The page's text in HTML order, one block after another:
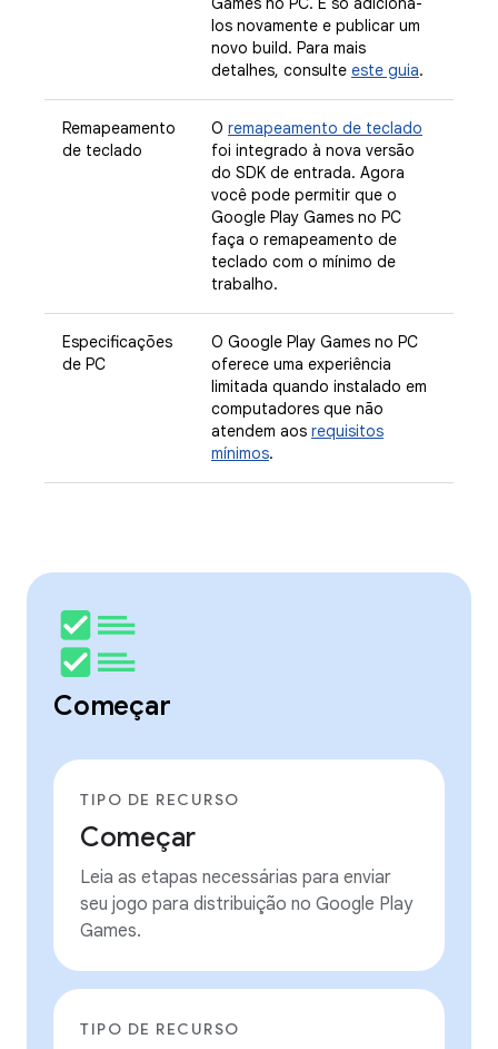
los novamente e publicar um
novo build. Para mais
detalhes, consulte este guia.
Remapeamento
de teclado
O remapeamento de teclado
foi integrado à nova versão
do SDK de entrada. Agora
você pode permitir que o
Google Play Games no PC
faça o remapeamento de
teclado com o mínimo de
trabalho.
Especificações
de PC
O Google Play Games no PC
oferece uma experiência
limitada quando instalado em
computadores que não
atendem aos requisitos
mínimos.
Começar
TIPO DE RECURSO
Começar
Leia as etapas necessárias para enviar
seu jogo para distribuição no Google Play
Games.
TIPO DE RECURSO